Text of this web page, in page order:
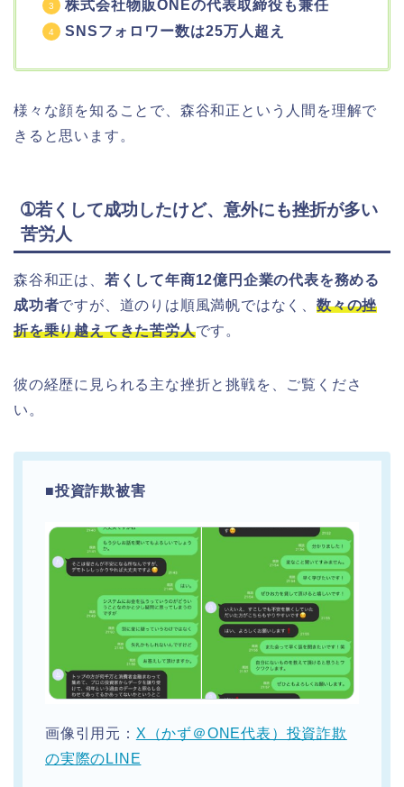
株式会社物販ONEの代表取締役も兼任
SNSフォロワー数は25万人超え
様々な顔を知ることで、森谷和正という人間を理解で
きると思います。
➀若くして成功したけど、意外にも挫折が多い
苦労人
森谷和正は、 若くして年商12億円企業の代表を務める
成功者ですが、道のりは順風満帆ではなく、数々の挫
折を乗り越えてきた苦労人です。
彼の経歴に見られる主な挫折と挑戦を、ご覧くださ
い。
■投資詐欺被害
画像引用元： X（かず＠ONE代表）投資詐欺
の実際のLINE